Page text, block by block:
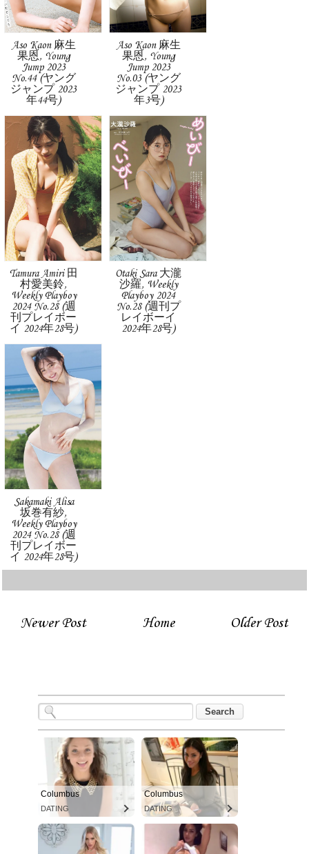
Aso Kaon 麻生
果恩, Young
Jump 2023
No.44 (ヤング
ジャンプ 2023
年44号)
Aso Kaon 麻生
果恩, Young
Jump 2023
No.03 (ヤング
ジャンプ 2023
年3号)
Tamura Amiri 田
村愛美鈴,
Weekly Playboy
2024 No.28 (週
刊プレイボー
イ 2024年28号)
Otaki Sara 大瀧
沙羅, Weekly
Playboy 2024
No.28 (週刊プ
レイボーイ
2024年28号)
Sakamaki Alisa
坂巻有紗,
Weekly Playboy
2024 No.28 (週
刊プレイボー
イ 2024年28号)
Newer Post Older Post
Home
Columbus
DATING
Columbus
DATING